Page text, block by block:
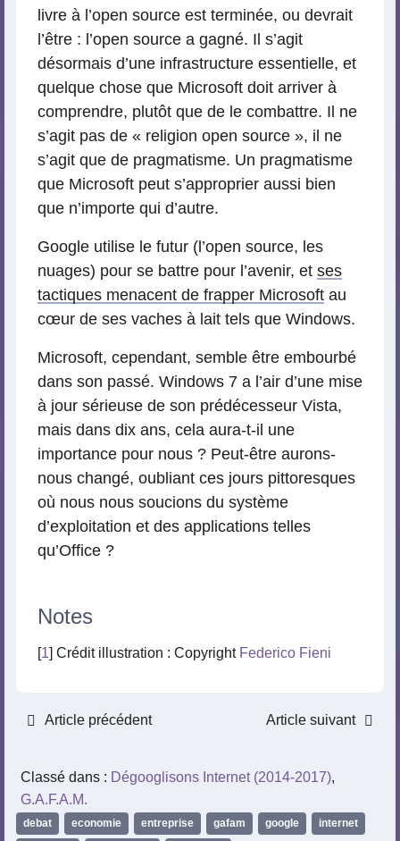
livre à l’open source est terminée, ou devrait
l’être : l’open source a gagné. Il s’agit
désormais d’une infrastructure essentielle, et
quelque chose que Microsoft doit arriver à
comprendre, plutôt que de le combattre. Il ne
s’agit pas de « religion open source », il ne
s’agit que de pragmatisme. Un pragmatisme
que Microsoft peut s’approprier aussi bien
que n’importe qui d’autre.
Google utilise le futur (l’open source, les
nuages) pour se battre pour l’avenir, et ses
tactiques menacent de frapper Microsoft au
cœur de ses vaches à lait tels que Windows.
Microsoft, cependant, semble être embourbé
dans son passé. Windows 7 a l’air d’une mise
à jour sérieuse de son prédécesseur Vista,
mais dans dix ans, cela aura-t-il une
importance pour nous ? Peut-être aurons-
nous changé, oubliant ces jours pittoresques
où nous nous soucions du système
d’exploitation et des applications telles
qu’Office ?
Notes
[1] Crédit illustration : Copyright Federico Fieni
Article précédent Article suivant
Classé dans : Dégooglisons Internet (2014-2017),
G.A.F.A.M.
debat economie entreprise gafam google internet